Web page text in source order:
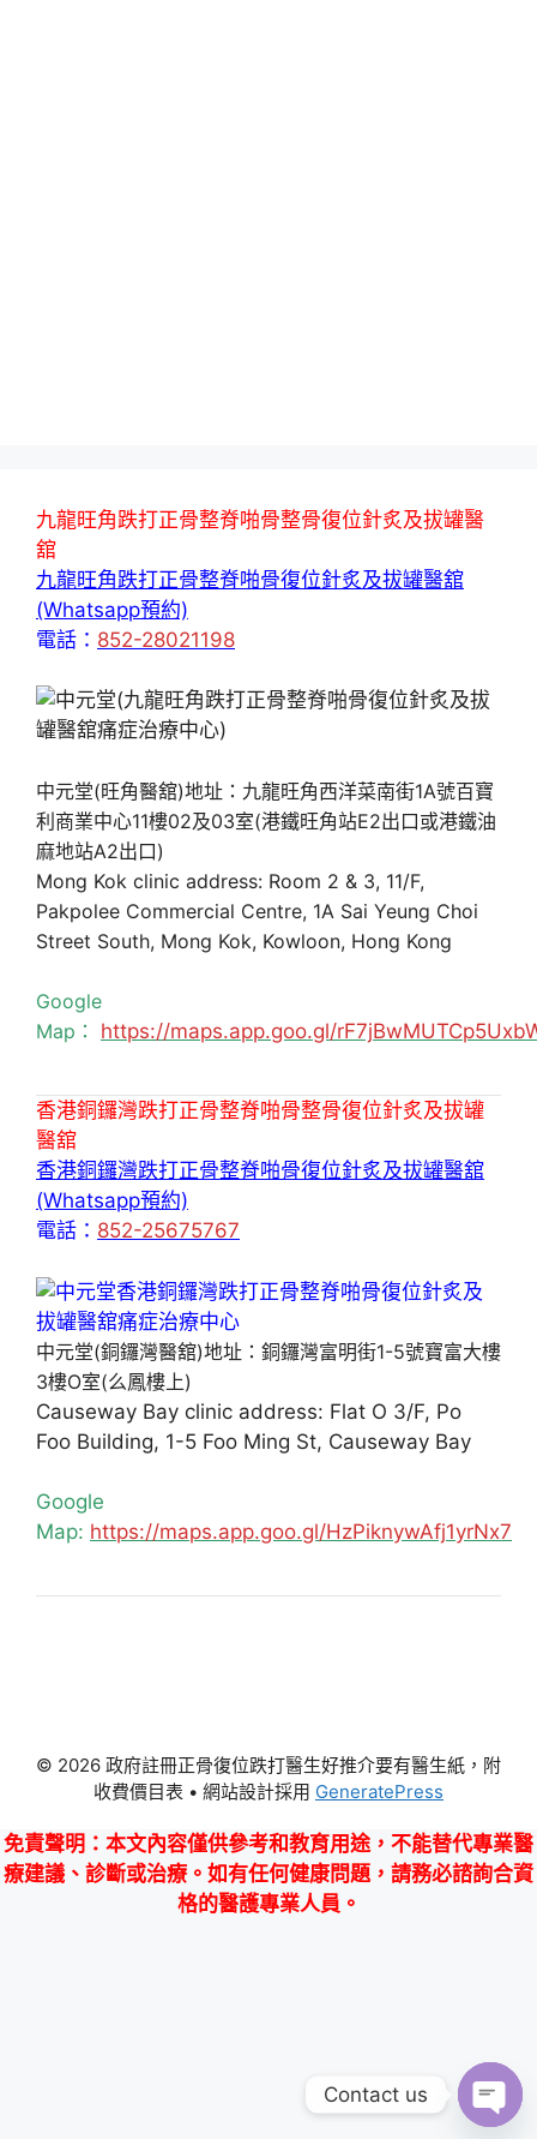
九龍旺角跌打正骨整脊啪骨整骨復位針炙及拔罐醫
舘
九龍旺角跌打正骨整脊啪骨復位針炙及拔罐醫舘
(Whatsapp預約)
電話： 852-28021198
中元堂(旺角醫舘)地址：九龍旺角西洋菜南街1A號百寶
利商業中心11樓02及03室(港鐵旺角站E2出口或港鐵油
麻地站A2出口)
Mong Kok clinic address: Room 2 & 3, 11/F,
Pakpolee Commercial Centre, 1A Sai Yeung Choi
Street South, Mong Kok, Kowloon, Hong Kong
Google
Map： https://maps.app.goo.gl/
香港銅鑼灣跌打正骨整脊啪骨整骨復位針炙及拔罐
醫舘
香港銅鑼灣跌打正骨整脊啪骨復位針炙及拔罐醫舘
(Whatsapp預約)
電話： 852-25675767
中元堂(銅鑼灣醫舘)地址：銅鑼灣富明街1-5號寶富大樓
3樓O室(么鳳樓上)
Causeway Bay clinic address: Flat O 3/F, Po
Foo Building, 1-5 Foo Ming St, Causeway Bay
Google
Map: https://maps.app.goo.gl/HzPiknywAfj1yrNx7
© 2026 政府註冊正骨復位跌打醫生好推介要有醫生紙，附
收費價目表 • 網站設計採用 GeneratePress
免責聲明 ：本文內容僅供參考和教育用途，不能替代專業醫
療建議、診斷或治療。如有任何健康問題，請務必諮詢合資
格的醫護專業人員。
Contact us